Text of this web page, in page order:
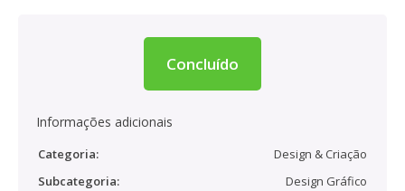
Concluído
Informações adicionais
Categoria:
Design & Criação
Subcategoria:
Design Gráfico